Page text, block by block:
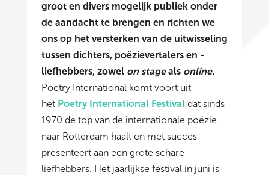
groot en divers mogelijk publiek onder
de aandacht te brengen en richten we
ons op het versterken van de uitwisseling
tussen dichters, poëzievertalers en -
liefhebbers, zowel on stageals online.
Poetry International komt voort uit
het Poetry International Festival dat sinds
1970 de top van de internationale poëzie
naar Rotterdam haalt en met succes
presenteert aan een grote schare
liefhebbers. Het jaarlijkse festival in juni is